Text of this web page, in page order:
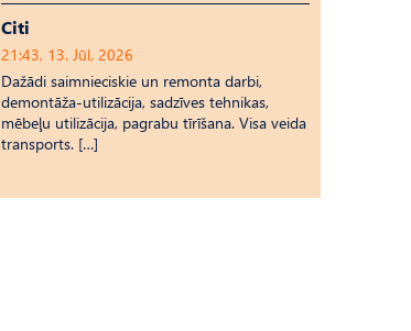
Citi
21:43, 13. Jūl, 2026
Dažādi saimnieciskie un remonta darbi,
demontāža-utilizācija, sadzīves tehnikas,
mēbeļu utilizācija, pagrabu tīrīšana. Visa veida
transports. […]